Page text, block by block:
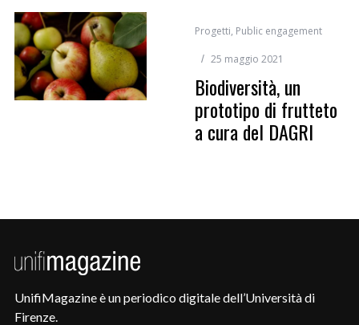
Progetti, Public engagement
25 maggio 2021
Biodiversità, un
prototipo di frutteto
a cura del DAGRI
UnifiMagazine è un periodico digitale dell’Università di
Firenze.